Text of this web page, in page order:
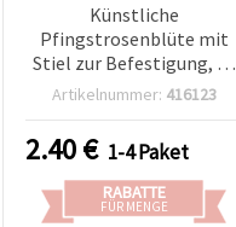
Künstliche
Pfingstrosenblüte mit
Stiel zur Befestigung, 45
mm, lila – 5 Stück
Artikelnummer: 416123
2.40€ 1-4 Paket
RABATTE
FÜR MENGE